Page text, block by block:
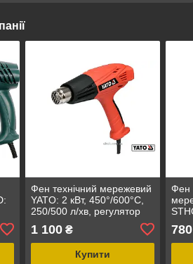
Фен технічний мережевий
YATO: 2 кВт, 450°/600°C,
250/500 л/хв, регулятор
температури + 4 насадки
[5]
1 100₴
Купити
Фен
780